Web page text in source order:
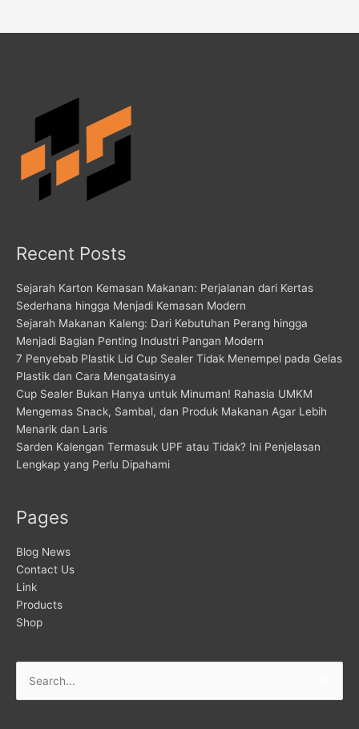
Recent Posts
Sejarah Karton Kemasan Makanan: Perjalanan dari Kertas
Sederhana hingga Menjadi Kemasan Modern
Sejarah Makanan Kaleng: Dari Kebutuhan Perang hingga
Menjadi Bagian Penting Industri Pangan Modern
7 Penyebab Plastik Lid Cup Sealer Tidak Menempel pada Gelas
Plastik dan Cara Mengatasinya
Cup Sealer Bukan Hanya untuk Minuman! Rahasia UMKM
Mengemas Snack, Sambal, dan Produk Makanan Agar Lebih
Menarik dan Laris
Sarden Kalengan Termasuk UPF atau Tidak? Ini Penjelasan
Lengkap yang Perlu Dipahami
Pages
Blog News
Contact Us
Link
Products
Shop